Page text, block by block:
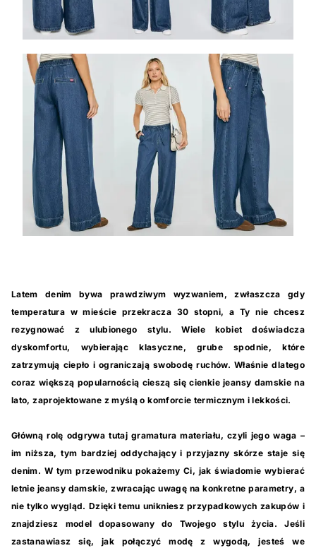
Latem denim bywa prawdziwym wyzwaniem, zwłaszcza gdy
temperatura w mieście przekracza 30 stopni, a Ty nie chcesz
rezygnować z ulubionego stylu. Wiele kobiet doświadcza
dyskomfortu, wybierając klasyczne, grube spodnie, które
zatrzymują ciepło i ograniczają swobodę ruchów. Właśnie dlatego
coraz większą popularnością cieszą się cienkie jeansy damskie na
lato, zaprojektowane z myślą o komforcie termicznym i lekkości.
Główną rolę odgrywa tutaj gramatura materiału, czyli jego waga –
im niższa, tym bardziej oddychający i przyjazny skórze staje się
denim. W tym przewodniku pokażemy Ci, jak świadomie wybierać
letnie jeansy damskie, zwracając uwagę na konkretne parametry, a
nie tylko wygląd. Dzięki temu unikniesz przypadkowych zakupów i
znajdziesz model dopasowany do Twojego stylu życia. Jeśli
zastanawiasz się, jak połączyć modę z wygodą, jesteś we